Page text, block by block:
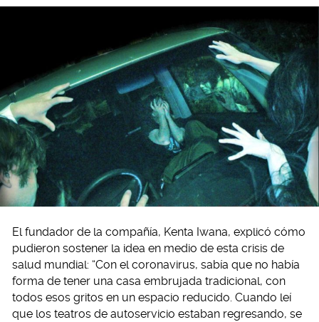
El fundador de la compañía, Kenta Iwana, explicó cómo
pudieron sostener la idea en medio de esta crisis de
salud mundial: “Con el coronavirus, sabía que no había
forma de tener una casa embrujada tradicional, con
todos esos gritos en un espacio reducido. Cuando leí
que los teatros de autoservicio estaban regresando, se